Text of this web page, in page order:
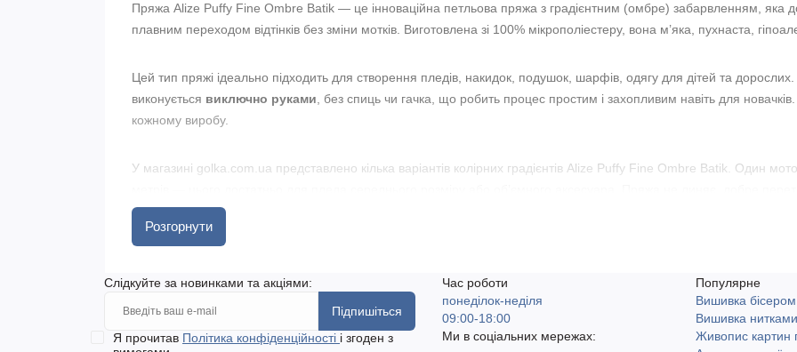
Пряжа Alize Puffy Fine Ombre Batik — це інноваційна петльова пряжа з градієнтним (омбре) забарвленням, яка
плавним переходом відтінків без зміни мотків. Виготовлена зі 100% мікрополіестеру, вона м’яка, пухнаста,
Цей тип пряжі ідеально підходить для створення пледів, накидок, подушок, шарфів, одягу для дітей та
виконується виключно руками , без спиць чи гачка, що робить процес простим і захопливим навіть для
кожному виробу.
У магазині golka.com.ua представлено кілька варіантів колірних градієнтів Alize Puffy Fine Ombre Batik. Один
багаторазового використання.
Фото в'язаних виробів дивіться в статтіЩо можна зв'язати з пряжі Alize Puffy Fine Ombre Batik?
Розгорнути
Слідкуйте за новинками та акціями:
Підпишіться
Я прочитав Політика конфіденційності і згоден з
Час роботи
понеділок-неділя
09:00-18:00
Ми в соціальних мережах:
Популярне
Вишивка бісером
Вишивка нитками
Живопис картин